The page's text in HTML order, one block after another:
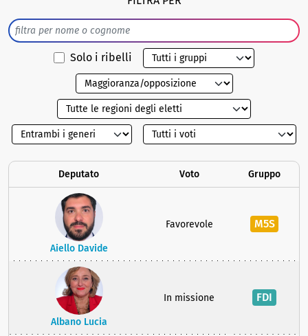
Solo i ribelli
Deputato Voto Gruppo
Aiello Davide
Favorevole M5S
Albano Lucia
In missione FDI